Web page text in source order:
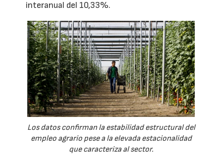
interanual del 10,33%.
Los datos confirman la estabilidad estructural del
empleo agrario pese a la elevada estacionalidad
que caracteriza al sector.